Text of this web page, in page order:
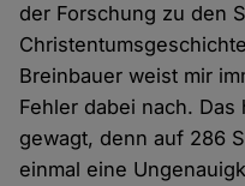
der Forschung zu den
Breinbauer weist mir
Fehler dabei nach.
gewagt, denn auf 286
einmal eine